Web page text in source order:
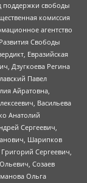
поддержки свободы
комиссия
агентство
Свободы
Евразийская
Дзугкоева Регина
Павел
Айратовна,
Васильева
Анатолий
Сергеевич,
Шарипков
Сергеевич,
Созаев
Ольга